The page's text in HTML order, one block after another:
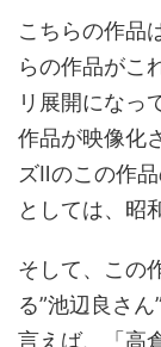
こちらの作品
らの作品がこ
リ展開になっ
作品が映像化
ズⅡのこの作
としては、昭
そして、この
る”池辺良さ
言えば、「高